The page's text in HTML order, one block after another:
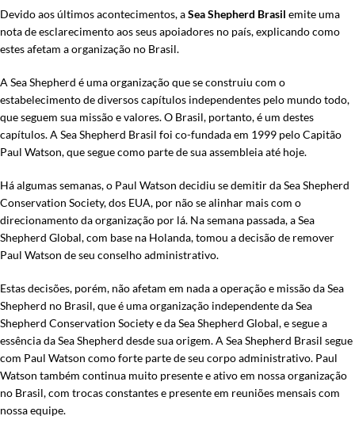
Devido aos últimos acontecimentos, aSea Shepherd Brasil emite uma
nota de esclarecimento aos seus apoiadores no país, explicando como
estes afetam a organização no Brasil.
A Sea Shepherd é uma organização que se construiu com o
estabelecimento de diversos capítulos independentes pelo mundo todo,
que seguem sua missão e valores. O Brasil, portanto, é um destes
capítulos. A Sea Shepherd Brasil foi co-fundada em 1999 pelo Capitão
Paul Watson, que segue como parte de sua assembleia até hoje.
Há algumas semanas, o Paul Watson decidiu se demitir da Sea Shepherd
Conservation Society, dos EUA, por não se alinhar mais com o
direcionamento da organização por lá. Na semana passada, a Sea
Shepherd Global, com base na Holanda, tomou a decisão de remover
Paul Watson de seu conselho administrativo.
Estas decisões, porém, não afetam em nada a operação e missão da Sea
Shepherd no Brasil, que é uma organização independente da Sea
Shepherd Conservation Society e da Sea Shepherd Global, e segue a
essência da Sea Shepherd desde sua origem. A Sea Shepherd Brasil segue
com Paul Watson como forte parte de seu corpo administrativo. Paul
Watson também continua muito presente e ativo em nossa organização
no Brasil, com trocas constantes e presente em reuniões mensais com
nossa equipe.